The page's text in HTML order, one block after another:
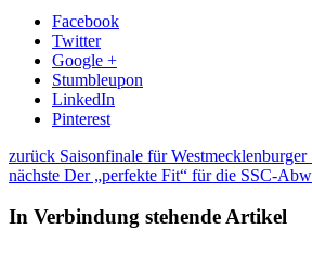
Facebook
Twitter
Google +
Stumbleupon
LinkedIn
Pinterest
zurück Saisonfinale für Westmecklenburger
nächste Der „perfekte Fit“ für die SSC-
In Verbindung stehende Artikel